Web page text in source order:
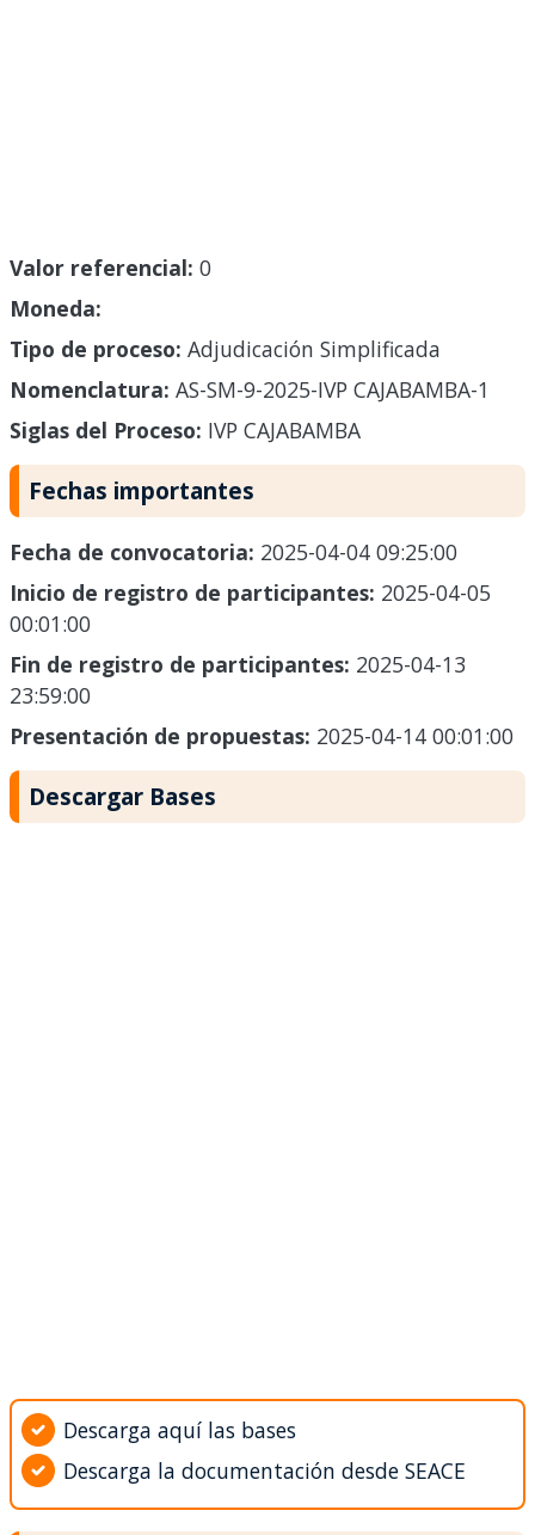
Valor referencial: 0
Moneda:
Tipo de proceso: Adjudicación Simplificada
Nomenclatura: AS-SM-9-2025-IVP CAJABAMBA-1
Siglas del Proceso: IVP CAJABAMBA
Fechas importantes
Fecha de convocatoria: 2025-04-04 09:25:00
Inicio de registro de participantes: 2025-04-05
00:01:00
Fin de registro de participantes: 2025-04-13
23:59:00
Presentación de propuestas: 2025-04-14 00:01:00
Descargar Bases
Descarga aquí las bases
Descarga la documentación desde SEACE